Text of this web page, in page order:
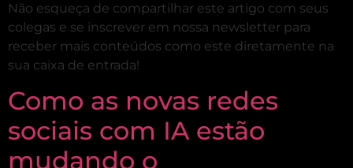
Não esqueça de compartilhar este artigo com seus
colegas e se inscrever em nossa newsletter para
receber mais conteúdos como este diretamente na
sua caixa de entrada!
Como as novas redes
sociais com IA estão
mudando o